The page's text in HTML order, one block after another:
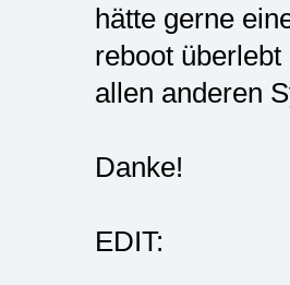
hätte gerne
reboot
allen anderen
Danke!
EDIT: